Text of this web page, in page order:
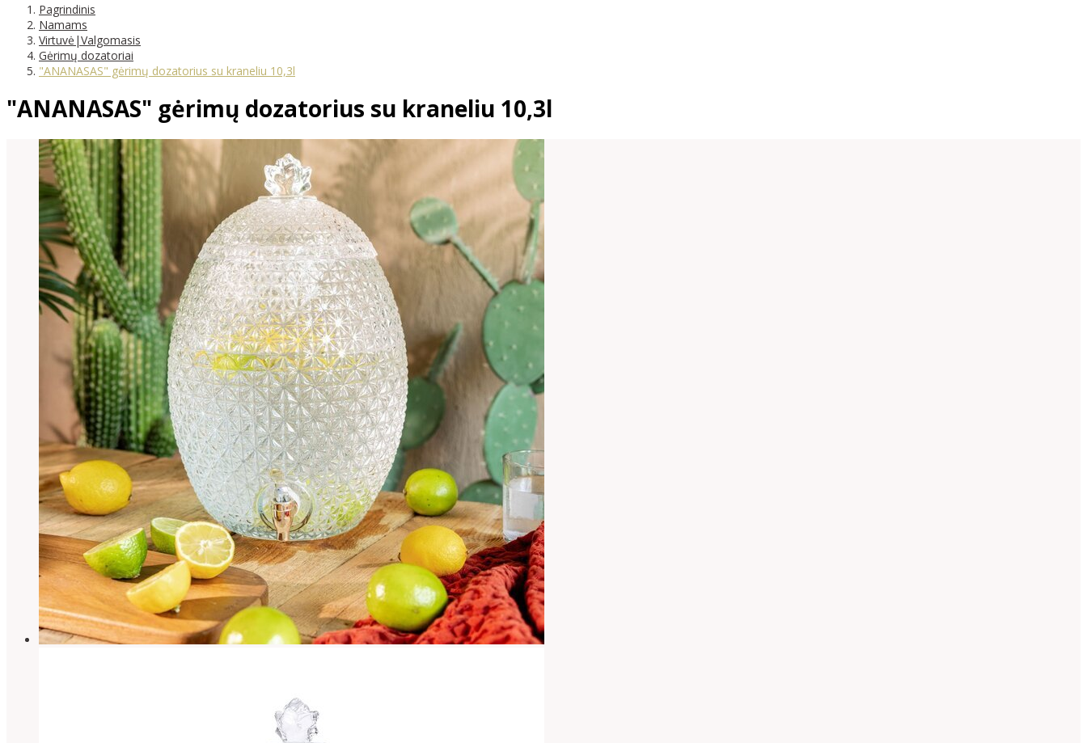
Pagrindinis
Namams
Virtuvė|Valgomasis
Gėrimų dozatoriai
"ANANASAS" gėrimų dozatorius su kraneliu 10,3l
"ANANASAS" gėrimų dozatorius su kraneliu 10,3l